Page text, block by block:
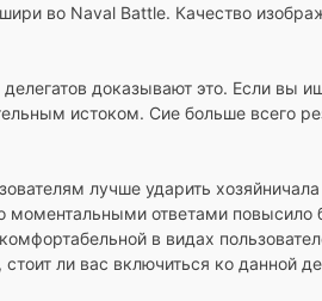
во Naval Battle. Качество
доказывают это. Если вы
истоком. Сие больше всего
лучше ударить
моментальными ответами
в видах
ли вас включиться ко данной